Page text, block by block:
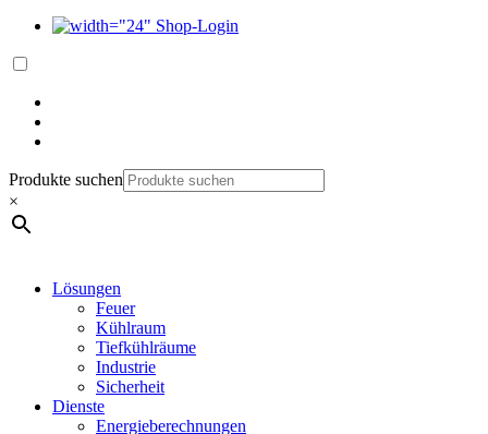
Shop-Login
Produkte suchen
×
Lösungen
Feuer
Kühlraum
Tiefkühlräume
Industrie
Sicherheit
Dienste
Energieberechnungen